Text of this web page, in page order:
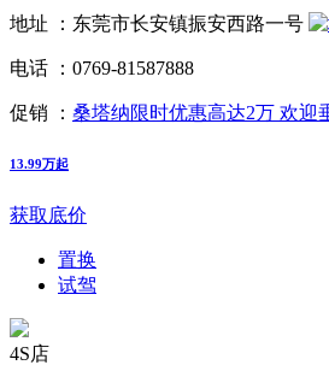
地址 ： 东莞市长安镇振安西路一号
电话 ： 0769-81587888
促销 ： 桑塔纳限时优惠高达2万 欢迎
13.99万起
获取底价
置换
试驾
4S店